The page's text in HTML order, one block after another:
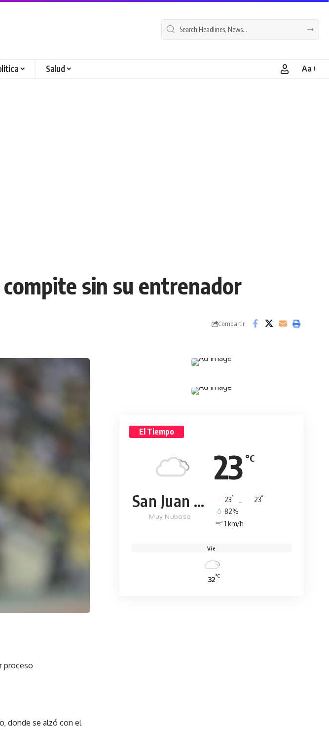
Salud
Font
Aa
sin su entrenador
Compartir
proceso
donde se alzó con el
El Tiempo
23 °C
San Juan de la Maguana
Muy Nuboso
23° 23°
82%
1 km/h
Vie
32°C